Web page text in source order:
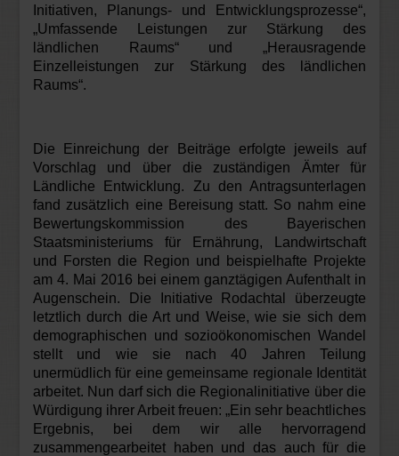
Initiativen, Planungs- und Entwicklungsprozesse“,
„Umfassende Leistungen zur Stärkung des
ländlichen Raums“ und „Herausragende
Einzelleistungen zur Stärkung des ländlichen
Raums“.
Die Einreichung der Beiträge erfolgte jeweils auf
Vorschlag und über die zuständigen Ämter für
Ländliche Entwicklung. Zu den Antragsunterlagen
fand zusätzlich eine Bereisung statt. So nahm eine
Bewertungskommission des Bayerischen
Staatsministeriums für Ernährung, Landwirtschaft
und Forsten die Region und beispielhafte Projekte
am 4. Mai 2016 bei einem ganztägigen Aufenthalt in
Augenschein. Die Initiative Rodachtal überzeugte
letztlich durch die Art und Weise, wie sie sich dem
demographischen und sozioökonomischen Wandel
stellt und wie sie nach 40 Jahren Teilung
unermüdlich für eine gemeinsame regionale Identität
arbeitet. Nun darf sich die Regionalinitiative über die
Würdigung ihrer Arbeit freuen: „Ein sehr beachtliches
Ergebnis, bei dem wir alle hervorragend
zusammengearbeitet haben und das auch für die